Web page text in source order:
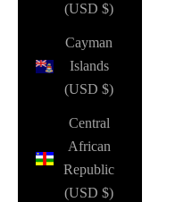
(USD $)
Cayman
Islands
(USD $)
Central
African
Republic
(USD $)